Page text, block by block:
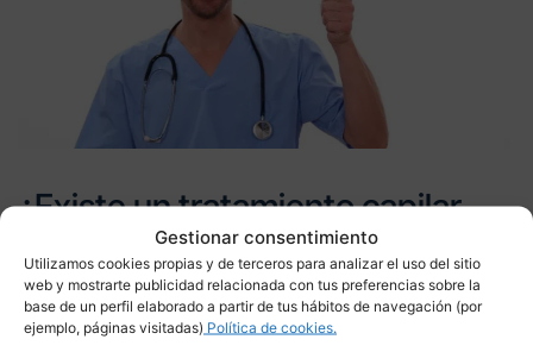
Gestionar consentimiento
Utilizamos cookies propias y de terceros para analizar el uso del sitio
web y mostrarte publicidad relacionada con tus preferencias sobre la
base de un perfil elaborado a partir de tus hábitos de navegación (por
ejemplo, páginas visitadas) Política de cookies.
¿Existe un tratamiento capilar
contra la alopecia?
Ante cualquiera de los tres tipos de alopecia, lo
aconsejable es ponerse en manos de un tricólogo, el